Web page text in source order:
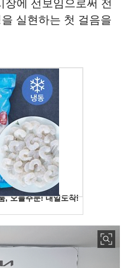
장에 선보임으로써 전
실현하는 첫 걸음을